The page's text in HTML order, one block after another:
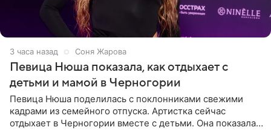
3 часа назад Соня Жарова
Певица Нюша показала, как отдыхает с
детьми и мамой в Черногории
Певица Нюша поделилась с поклонниками свежими
кадрами из семейного отпуска. Артистка сейчас
отдыхает в Черногории вместе с детьми. Она показала,